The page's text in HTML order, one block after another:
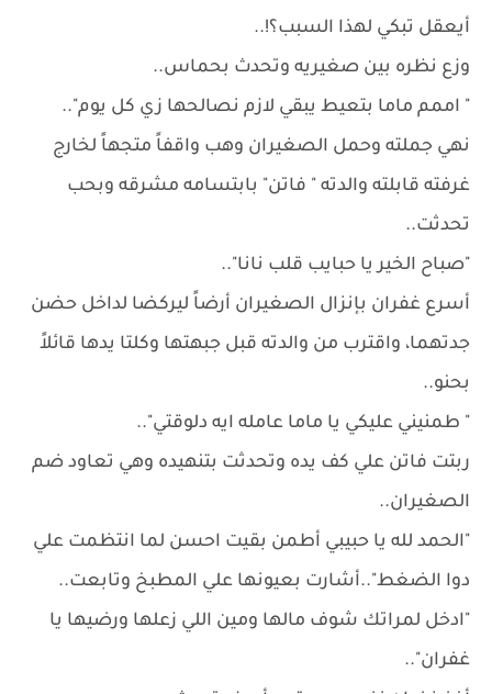
أيعقل تبكي لهذا السبب؟!..
وزع نظره بين صغيريه وتحدث بحماس..
" اممم ماما بتعيط يبقي لازم نصالحها زي كل يوم"..
نهي جملته وحمل الصغيران وهب واقفاً متجهاً لخارج
غرفته قابلته والدته " فاتن" بابتسامه مشرقه وبحب
تحدثت..
"صباح الخير يا حبايب قلب نانا"..
أسرع غفران بإنزال الصغيران أرضاً ليركضا لداخل حضن
جدتهما، واقترب من والدته قبل جبهتها وكلتا يدها قائلاً
بحنو..
" طمنيني عليكي يا ماما عامله ايه دلوقتي"..
ربتت فاتن علي كف يده وتحدثت بتنهيده وهي تعاود ضم
الصغيران..
"الحمد لله يا حبيبي أطمن بقيت احسن لما انتظمت علي
دوا الضغط"..أشارت بعيونها علي المطبخ وتابعت..
"ادخل لمراتك شوف مالها ومين اللي زعلها ورضيها يا
غفران"..